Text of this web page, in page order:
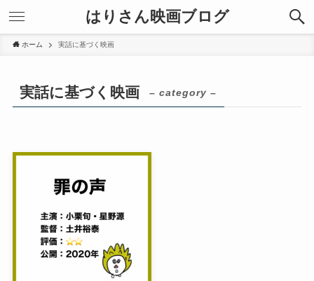
はりさん映画ブログ
ホーム 実話に基づく映画
実話に基づく映画 – category –